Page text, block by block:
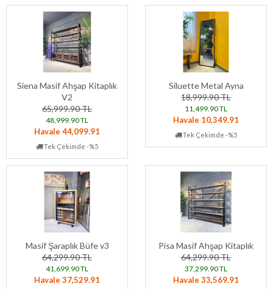
Siena Masif Ahşap Kitaplık
V2
65,999.90 TL
48,999.90 TL
Havale 44,099.91
Tek Çekimde -%5
Siluette Metal Ayna
18,999.90 TL
11,499.90 TL
Havale 10,349.91
Tek Çekimde -%5
Masif Şaraplık Büfe v3
64,299.90 TL
41,699.90 TL
Havale 37,529.91
Pisa Masif Ahşap Kitaplık
64,299.90 TL
37,299.90 TL
Havale 33,569.91